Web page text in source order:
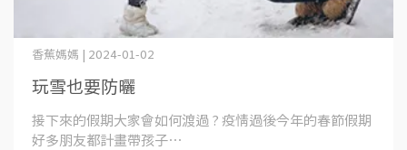
玩雪也要防曬
香蕉媽媽 | 2024-01-02
接下來的假期大家會如何渡過 ? 疫情過後今年的春節假期
好多朋友都計畫帶孩子⋯